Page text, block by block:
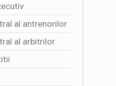
al antrenorilor
al arbitrilor